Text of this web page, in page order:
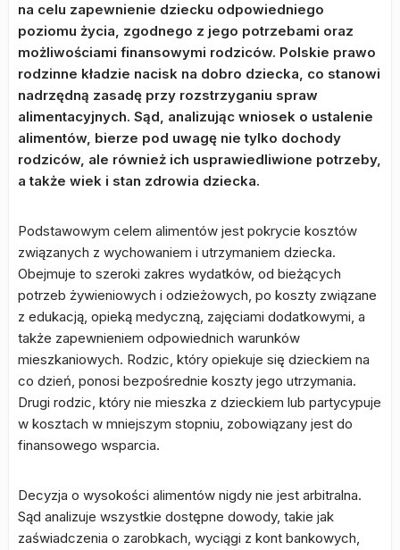
na celu zapewnienie dziecku odpowiedniego
poziomu życia, zgodnego z jego potrzebami oraz
możliwościami finansowymi rodziców. Polskie prawo
rodzinne kładzie nacisk na dobro dziecka, co stanowi
nadrzędną zasadę przy rozstrzyganiu spraw
alimentacyjnych. Sąd, analizując wniosek o ustalenie
alimentów, bierze pod uwagę nie tylko dochody
rodziców, ale również ich usprawiedliwione potrzeby,
a także wiek i stan zdrowia dziecka.
Podstawowym celem alimentów jest pokrycie kosztów
związanych z wychowaniem i utrzymaniem dziecka.
Obejmuje to szeroki zakres wydatków, od bieżących
potrzeb żywieniowych i odzieżowych, po koszty związane
z edukacją, opieką medyczną, zajęciami dodatkowymi, a
także zapewnieniem odpowiednich warunków
mieszkaniowych. Rodzic, który opiekuje się dzieckiem na
co dzień, ponosi bezpośrednie koszty jego utrzymania.
Drugi rodzic, który nie mieszka z dzieckiem lub partycypuje
w kosztach w mniejszym stopniu, zobowiązany jest do
finansowego wsparcia.
Decyzja o wysokości alimentów nigdy nie jest arbitralna.
Sąd analizuje wszystkie dostępne dowody, takie jak
zaświadczenia o zarobkach, wyciągi z kont bankowych,